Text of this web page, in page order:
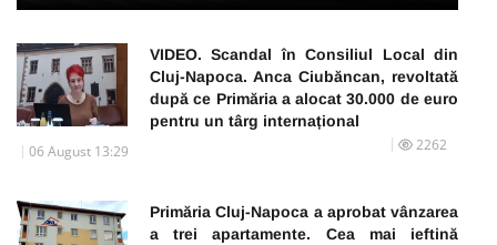
VIDEO. Scandal în Consiliul Local din
Cluj-Napoca. Anca Ciubăncan, revoltată
după ce Primăria a alocat 30.000 de euro
pentru un târg internațional
06 August 13:29 2262
Primăria Cluj-Napoca a aprobat vânzarea
a trei apartamente. Cea mai ieftină